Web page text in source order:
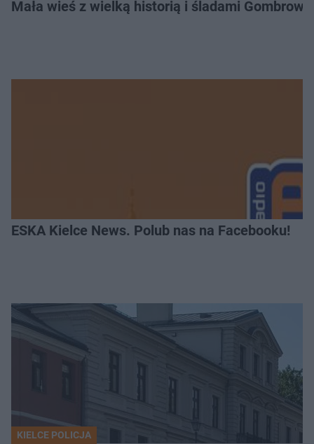
Mała wieś z wielką historią i śladami
ESKA Kielce News. Polub nas na Facebooku!
KIELCE POLICJA